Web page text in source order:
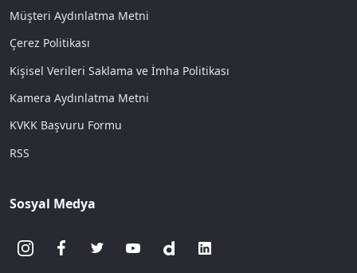
Müşteri Aydınlatma Metni
Çerez Politikası
Kişisel Verileri Saklama ve İmha Politikası
Kamera Aydınlatma Metni
KVKK Başvuru Formu
RSS
Sosyal Medya